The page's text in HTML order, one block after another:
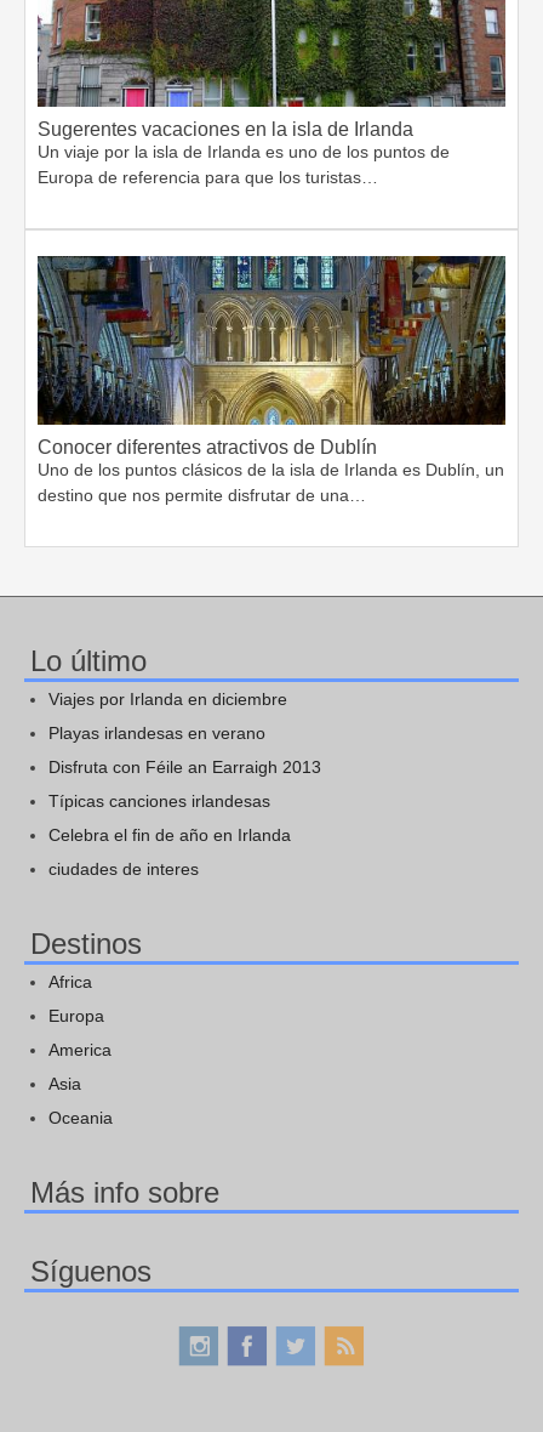
Sugerentes vacaciones en la isla de Irlanda
Un viaje por la isla de Irlanda es uno de los puntos de
Europa de referencia para que los turistas…
Conocer diferentes atractivos de Dublín
Uno de los puntos clásicos de la isla de Irlanda es Dublín, un
destino que nos permite disfrutar de una…
Lo último
Viajes por Irlanda en diciembre
Playas irlandesas en verano
Disfruta con Féile an Earraigh 2013
Típicas canciones irlandesas
Celebra el fin de año en Irlanda
ciudades de interes
Destinos
Africa
Europa
America
Asia
Oceania
Más info sobre
Síguenos